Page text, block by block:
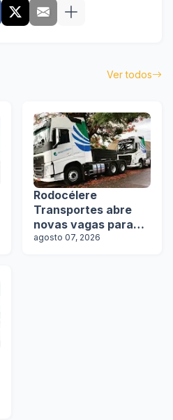
Ver todos
Rodocélere
Transportes abre
novas vagas para
motoristas
agosto 07, 2026